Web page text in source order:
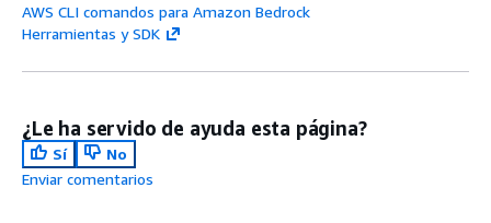
AWS CLI comandos para Amazon Bedrock
Herramientas y SDK
¿Le ha servido de ayuda esta página?
Sí
No
Enviar comentarios